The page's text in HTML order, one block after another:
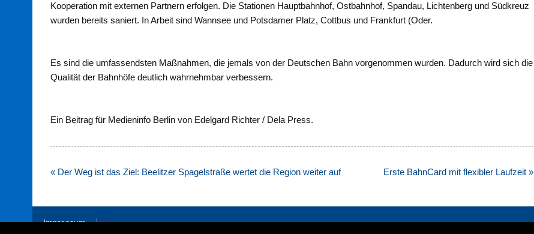
Kooperation mit externen Partnern erfolgen. Die Stationen Hauptbahnhof, Ostbahnhof, Spandau, Lichtenberg und Südkreuz
wurden bereits saniert. In Arbeit sind Wannsee und Potsdamer Platz, Cottbus und Frankfurt (Oder.
Es sind die umfassendsten Maßnahmen, die jemals von der Deutschen Bahn vorgenommen wurden. Dadurch wird sich die
Qualität der Bahnhöfe deutlich wahrnehmbar verbessern.
Ein Beitrag für Medieninfo Berlin von Edelgard Richter / Dela Press.
Beitragsnavigation
« Der Weg ist das Ziel: Beelitzer Spagelstraße wertet die Region weiter auf Erste BahnCard mit flexibler Laufzeit »
Impressum